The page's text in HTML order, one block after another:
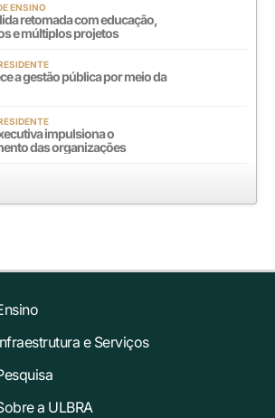
ENSINO
retomada com educação,
e múltiplos projetos
a gestão pública por meio da
impulsiona o
das organizações
e Serviços
a ULBRA